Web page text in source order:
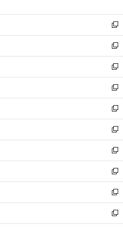
開
く
ウ
で
開
く
ン
ド
ウ
で
開
く
ウ
ィ
ン
ド
ウ
で
開
く
新
し
い
ウ
ィ
ン
ド
ウ
で
開
く
新
し
い
ウ
ィ
ン
ド
ウ
で
開
く
新
し
い
ウ
ィ
ン
ド
ウ
で
開
く
新
し
い
ウ
ィ
ン
ド
ウ
で
開
く
新
し
い
ウ
ィ
ン
ド
ウ
で
開
く
新
し
い
ウ
ィ
ン
ド
ウ
で
開
新
し
い
ウ
ィ
ン
ド
ウ
新
し
い
ウ
ィ
ン
新
し
い
ウ
新
し